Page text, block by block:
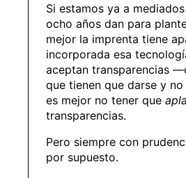
Si estamos ya a
ocho años dan para
mejor la imprenta tiene
incorporada esa
aceptan transparencias
que tienen que darse y
es mejor no tener que
transparencias.
Pero siempre con
por supuesto.